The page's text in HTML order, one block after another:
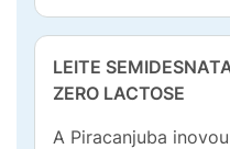
LEITE
ZERO LACTOSE
A Piracanjuba